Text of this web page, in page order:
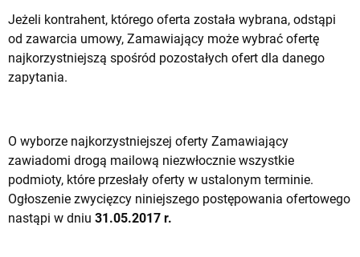
Jeżeli kontrahent, którego oferta została wybrana, odstąpi
od zawarcia umowy, Zamawiający może wybrać ofertę
najkorzystniejszą spośród pozostałych ofert dla danego
zapytania.
O wyborze najkorzystniejszej oferty Zamawiający
zawiadomi drogą mailową niezwłocznie wszystkie
podmioty, które przesłały oferty w ustalonym terminie.
Ogłoszenie zwycięzcy niniejszego postępowania ofertowego
nastąpi w dniu 31.05.2017 r.